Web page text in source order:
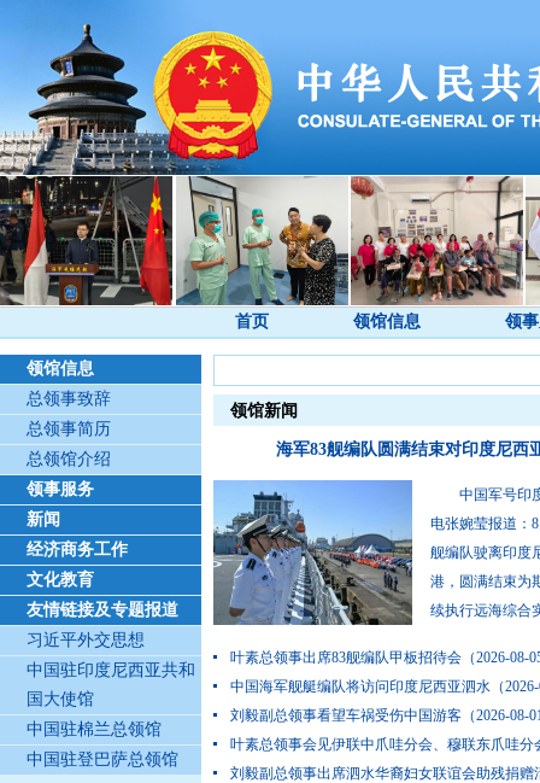
首页 领馆信息 领
领馆信息
总领事致辞
总领事简历
总领馆介绍
领事服务
新闻
经济商务工作
文化教育
友情链接及专题报道
习近平外交思想
中国驻印度尼西亚共和
国大使馆
中国驻棉兰总领馆
中国驻登巴萨总领馆
领馆新闻
海军83舰编队圆满结束对印度尼西
中国军号印度
电张婉莹报道：
舰编队驶离印度
港，圆满结束为
续执行远海综合
活动王磊摄起航前，中国驻泗水总领馆工作人员、
华人...
叶素总领事出席83舰编队甲板招待会 （2026-08-
中国海军舰艇编队将访问印度尼西亚泗水 （
刘毅副总领事看望车祸受伤中国游客 （2026-08-
叶素总领事会见伊联中爪哇分会、穆联东爪哇分
刘毅副总领事出席泗水华裔妇女联谊会助残捐赠